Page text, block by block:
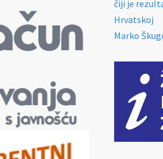
čiji je
Hrvatskoj
Marko